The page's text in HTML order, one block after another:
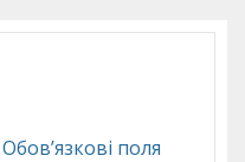
Обов’язкові поля